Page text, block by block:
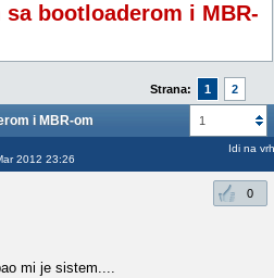
bootloaderom i MBR-
Strana: 1 2
1
i MBR-om
2012 23:26
Idi na vrh
0
mi je sistem....